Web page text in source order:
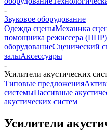
-
Звуковое оборудование
Одежда сценыМеханика
помощника режиссера (ППР)
оборудованиеСценический
залыАксессуары
-
Усилители акустических
Типовые предложения
системыПассивные
акустических систем
Усилители